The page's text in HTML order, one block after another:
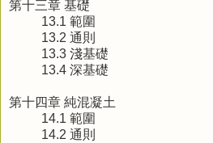
第十三章 基礎
13.1 範圍
13.2 通則
13.3 淺基礎
13.4 深基礎
第十四章 純混凝土
14.1 範圍
14.2 通則